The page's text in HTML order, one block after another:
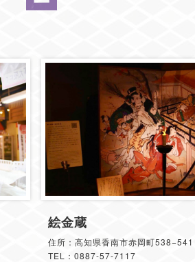
絵金蔵
住所：高知県香南市赤岡町538−541
TEL：0887-57-7117